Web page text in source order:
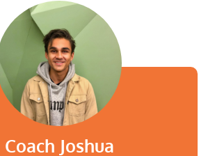
Coach Joshua